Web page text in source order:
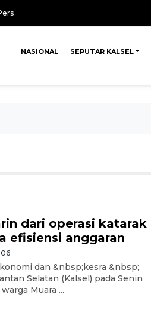
NASIONAL SEPUTAR KALSEL
dari operasi katarak
efisiensi anggaran
dan &nbsp;kesra &nbsp;
Selatan (Kalsel) pada Senin
Muara ...